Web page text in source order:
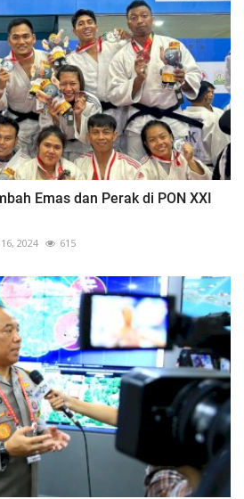
Emas dan Perak di PON XXI
2024 615